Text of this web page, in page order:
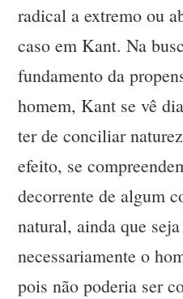
radical a extremo ou
caso em Kant. Na
fundamento da
homem, Kant se vê
ter de conciliar
efeito, se
decorrente de algum
natural, ainda que
necessariamente o
pois não poderia ser